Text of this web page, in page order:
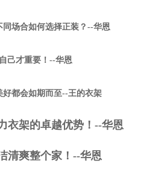
场合如何选择正装？--华恩
己才重要！--华恩
都会如期而至--王的衣架
衣架的卓越优势！--华恩
清爽整个家！--华恩